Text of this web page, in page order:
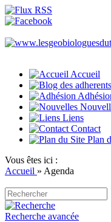
Accueil
Liens
Contact
Plan
Vous êtes ici :
Accueil » Agenda
Recherche avancée